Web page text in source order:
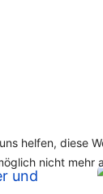
helfen, diese
nicht